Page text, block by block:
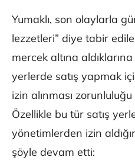
Yumaklı, son olaylarla
lezzetleri” diye tabir
mercek altına
yerlerde satış yapmak
izin alınması zorunluluğu
Özellikle bu tür satış
yönetimlerden izin
şöyle devam etti: